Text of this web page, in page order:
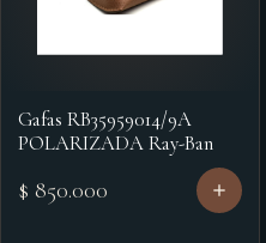
Gafas RB35959014/9A
POLARIZADA Ray-Ban
$ 850.000